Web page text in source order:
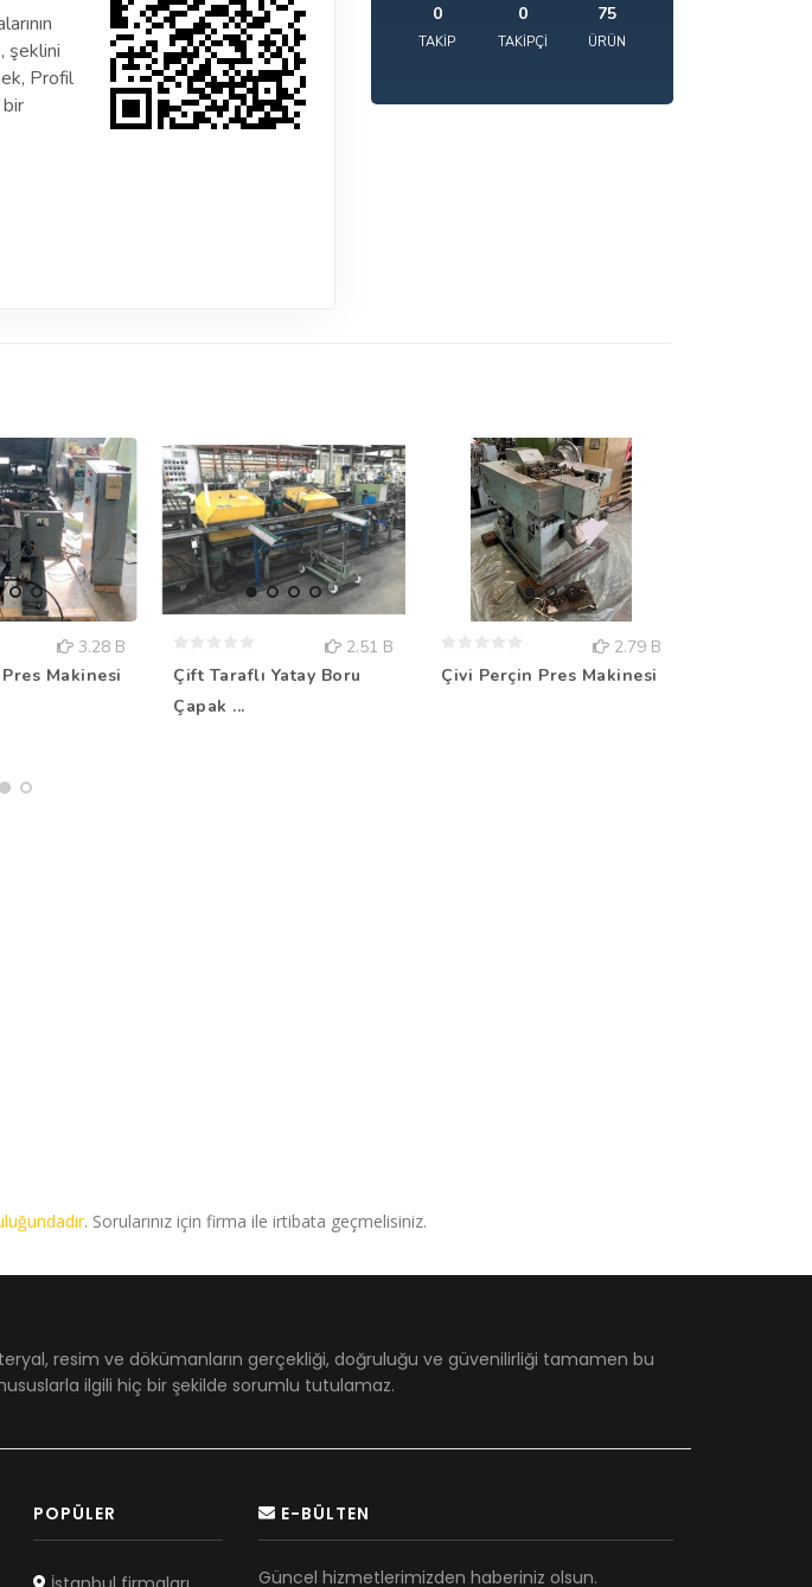
şeklini
Profil
0
TAKIP
0
TAKIPÇI
75
ÜRÜN
3.28 B
Makinesi
2.51 B
Çift Taraflı Yatay Boru
Çapak ...
2.79 B
Çivi Perçin Pres Makinesi
. Sorularınız için firma ile irtibata geçmelisiniz.
resim ve dökümanların gerçekliği, doğruluğu ve güvenilirliği tamamen bu
ilgili hiç bir şekilde sorumlu tutulamaz.
POPÜLER E-BÜLTEN
Güncel hizmetlerimizden haberiniz olsun.